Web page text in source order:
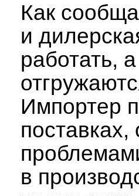
Как
и
работать,
Импортер
поставках,
в